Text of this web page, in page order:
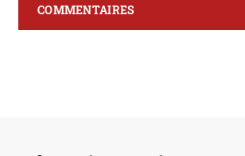
COMMENTAIRES